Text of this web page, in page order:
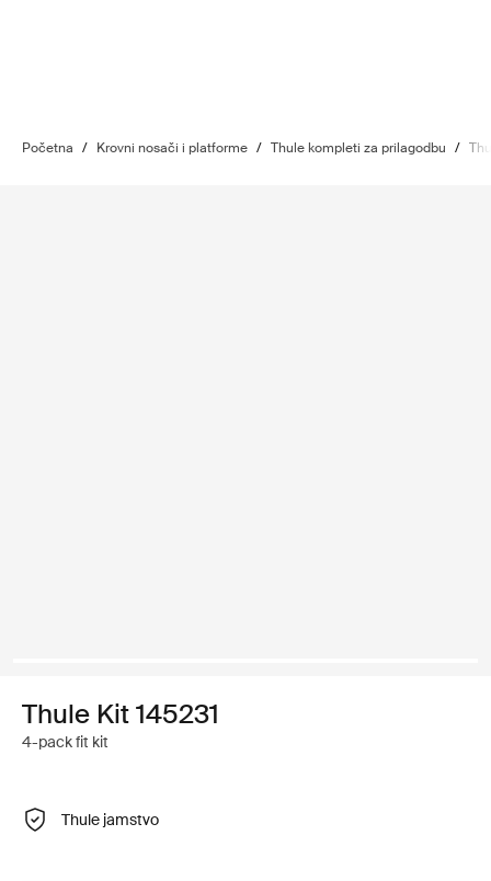
Početna / Krovni nosači i platforme / Thule kompleti za prilagodbu /
Thule Kit 145231
4-pack fit kit
Thule jamstvo